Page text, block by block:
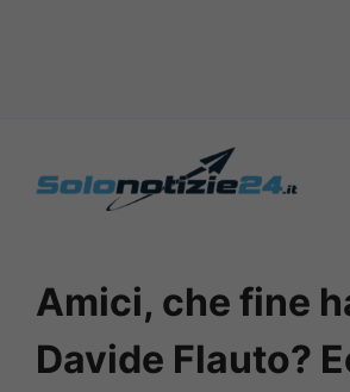
Amici, che fine
Davide Flauto?